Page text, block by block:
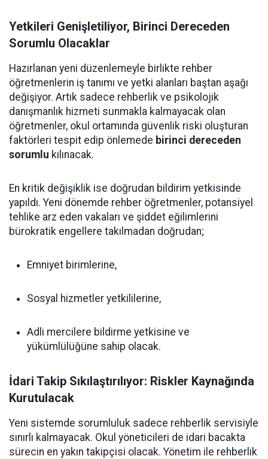
Yetkileri Genişletiliyor, Birinci Dereceden
Sorumlu Olacaklar
Hazırlanan yeni düzenlemeyle birlikte rehber
öğretmenlerin iş tanımı ve yetki alanları baştan aşağı
değişiyor. Artık sadece rehberlik ve psikolojik
danışmanlık hizmeti sunmakla kalmayacak olan
öğretmenler, okul ortamında güvenlik riski oluşturan
faktörleri tespit edip önlemede birinci dereceden
sorumlu kılınacak.
En kritik değişiklik ise doğrudan bildirim yetkisinde
yapıldı. Yeni dönemde rehber öğretmenler, potansiyel
tehlike arz eden vakaları ve şiddet eğilimlerini
bürokratik engellere takılmadan doğrudan;
Emniyet birimlerine,
Sosyal hizmetler yetkililerine,
Adli mercilere bildirme yetkisine ve
yükümlülüğüne sahip olacak.
İdari Takip Sıkılaştırılıyor: Riskler Kaynağında
Kurutulacak
Yeni sistemde sorumluluk sadece rehberlik servisiyle
sınırlı kalmayacak. Okul yöneticileri de idari bacakta
sürecin en yakın takipçisi olacak. Yönetim ile rehberlik